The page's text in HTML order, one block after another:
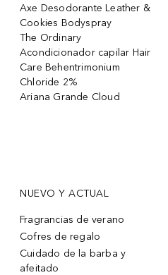
Axe Desodorante Leather &
Cookies Bodyspray
The Ordinary
Acondicionador capilar Hair
Care Behentrimonium
Chloride 2%
Ariana Grande Cloud
NUEVO Y ACTUAL
Fragrancias de verano
Cofres de regalo
Cuidado de la barba y
afeitado